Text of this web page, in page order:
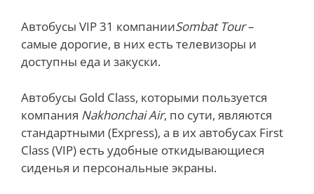
Автобусы VIP 31 компанииSombat Tour–
самые дорогие, в них есть телевизоры и
доступны еда и закуски.
Автобусы Gold Class, которыми пользуется
компания Nakhonchai Air, по сути, являются
стандартными (Express), а в их автобусах First
Class (VIP) есть удобные откидывающиеся
сиденья и персональные экраны.